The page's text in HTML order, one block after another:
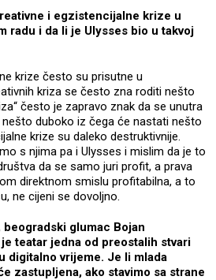
i egzistencijalne krize u
radu i da li je Ulysses bio u takvoj
krize često su prisutne u
kriza se često zna roditi nešto
često je zapravo znak da se unutra
nešto duboko iz čega će nastati nešto
krize su daleko destruktivnije.
s njima pa i Ulysses i mislim da je to
da se samo juri profit, a prava
direktnom smislu profitabilna, a to
ne cijeni se dovoljno.
glumac Bojan
teatar jedna od preostalih stvari
digitalno vrijeme. Je li mlada
zastupljena, ako stavimo sa strane